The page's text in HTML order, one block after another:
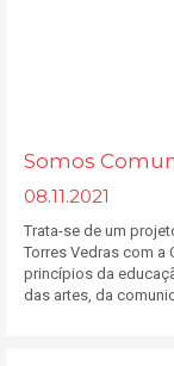
Somos
08.11.2021
Trata-se de um
Torres Vedras com a
princípios da
das artes, da